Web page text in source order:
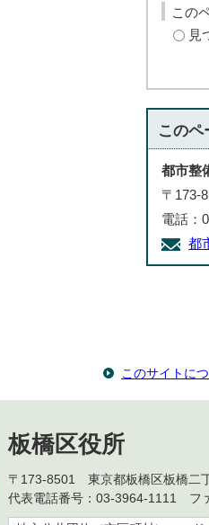
この
見
このペ
都市整
〒173-
電話：
都
このサイトに
板橋区役所
〒173-8501 東京都板橋区板橋二
代表電話番号：03-3964-1111 フ